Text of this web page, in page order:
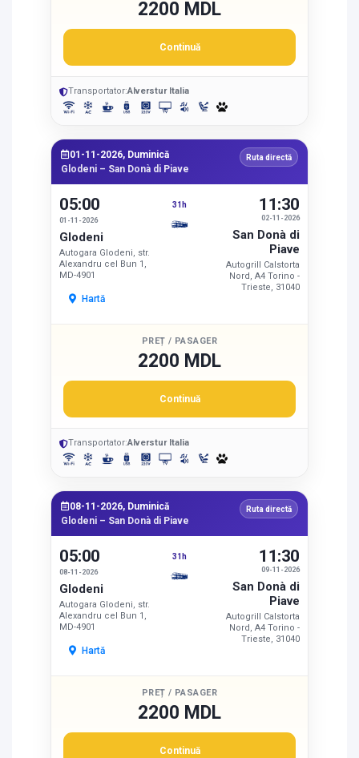
2200 MDL
Continuă
Transportator:Alverstur Italia
01-11-2026, Duminică
Glodeni – San Donà di Piave
Ruta directă
05:00
01-11-2026
Glodeni
Autogara Glodeni, str.
Alexandru cel Bun 1,
MD-4901
Hartă
31h
02-11-2026
11:30
San Donà di
Piave
Autogrill Calstorta
Nord, A4 Torino -
Trieste, 31040
PREȚ / PASAGER
2200 MDL
Continuă
Transportator:Alverstur Italia
08-11-2026, Duminică
Glodeni – San Donà di Piave
Ruta directă
05:00
08-11-2026
Glodeni
Autogara Glodeni, str.
Alexandru cel Bun 1,
MD-4901
Hartă
31h
09-11-2026
11:30
San Donà di
Piave
Autogrill Calstorta
Nord, A4 Torino -
Trieste, 31040
PREȚ / PASAGER
2200 MDL
Continuă